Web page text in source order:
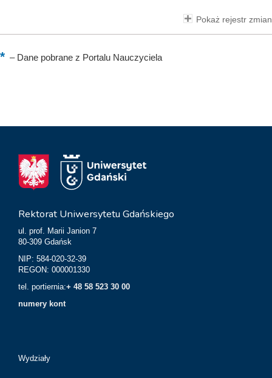
Pokaż rejestr zmian
–Dane pobrane z Portalu Nauczyciela
Rektorat Uniwersytetu Gdańskiego
ul. prof. Marii Janion 7
80-309 Gdańsk
NIP: 584-020-32-39
REGON: 000001330
tel. portiernia:+ 48 58 523 30 00
numery kont
Wydziały